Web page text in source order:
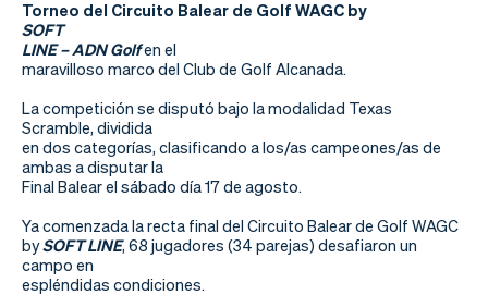
Federarse
Jugar
Aprender
Actualidad
Tienda
Torneo del Circuito Balear de Golf WAGC by
SOFT
LINE – ADN Golfen el
maravilloso marco del Club de Golf Alcanada.
La competición se disputó bajo la modalidad Texas
Scramble, dividida
en dos categorías, clasificando a los/as campeones/as de
ambas a disputar la
Final Balear el sábado día 17 de agosto.
Ya comenzada la recta final del Circuito Balear de Golf WAGC
bySOFT LINE, 68 jugadores (34 parejas) desafiaron un
campo en
espléndidas condiciones.